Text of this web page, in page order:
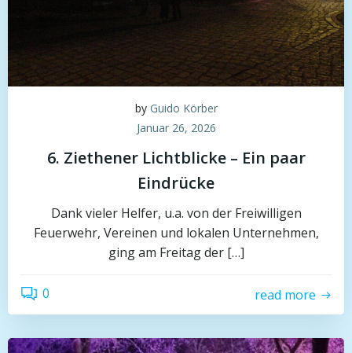
by Guido Körber
Januar 26, 2026
6. Ziethener Lichtblicke – Ein paar
Eindrücke
Dank vieler Helfer, u.a. von der Freiwilligen
Feuerwehr, Vereinen und lokalen Unternehmen,
ging am Freitag der […]
0 read more